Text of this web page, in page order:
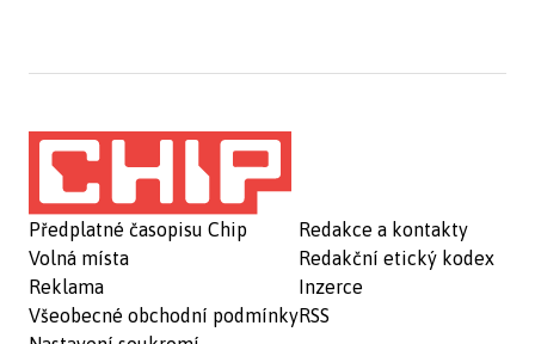
Předplatné časopisu Chip
Volná místa
Reklama
Všeobecné obchodní podmínky
Redakce a kontakty
Redakční etický kodex
Inzerce
RSS